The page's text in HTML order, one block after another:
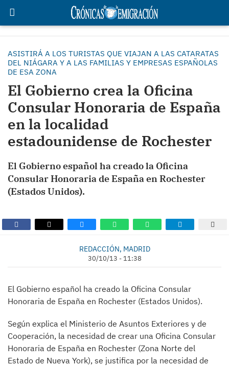
ASISTIRÁ A LOS TURISTAS QUE VIAJAN A LAS CATARATAS
DEL NIÁGARA Y A LAS FAMILIAS Y EMPRESAS ESPAÑOLAS
DE ESA ZONA
El Gobierno crea la Oficina
Consular Honoraria de España
en la localidad
estadounidense de Rochester
El Gobierno español ha creado la Oficina
Consular Honoraria de España en Rochester
(Estados Unidos).
REDACCIÓN, MADRID
30/10/13 - 11:38
El Gobierno español ha creado la Oficina Consular
Honoraria de España en Rochester (Estados Unidos).
Según explica el Ministerio de Asuntos Exteriores y de
Cooperación, la necesidad de crear una Oficina Consular
Honoraria de España en Rochester (Zona Norte del
Estado de Nueva York), se justifica por la necesidad de